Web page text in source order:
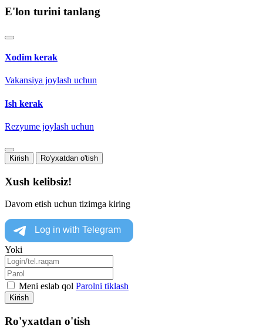
E'lon turini tanlang
Xodim kerak
Vakansiya joylash uchun
Ish kerak
Rezyume joylash uchun
Kirish Ro'yxatdan o'tish
Xush kelibsiz!
Davom etish uchun tizimga kiring
Yoki
Meni eslab qol Parolni tiklash
Kirish
Ro'yxatdan o'tish